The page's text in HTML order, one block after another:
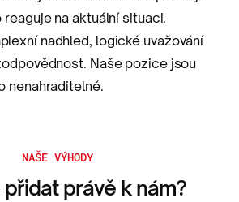
na aktuální situaci.
nadhled, logické uvažování
Naše pozice jsou
nenahraditelné.
NAŠE VÝHODY
právě k nám?